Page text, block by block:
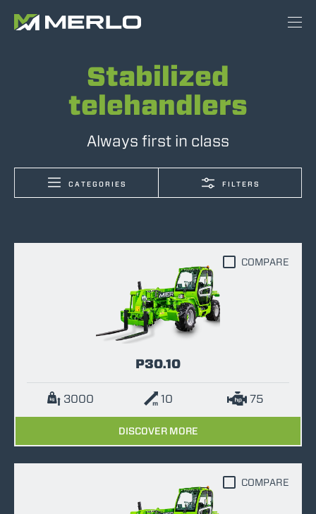
Stabilized
telehandlers
Always first in class
CATEGORIES FILTERS
P30.10
3000 10 75
DISCOVER MORE
COMPARE
COMPARE